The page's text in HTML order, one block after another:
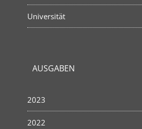
Universität
AUSGABEN
2023
2022